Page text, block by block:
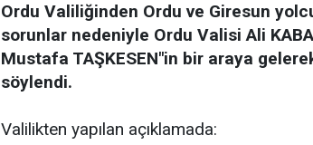
Ordu Valiliğinden Ordu ve Giresun yolcu
sorunlar nedeniyle Ordu Valisi Ali
Mustafa TAŞKESEN"in bir araya
söylendi.
Valilikten yapılan açıklamada: